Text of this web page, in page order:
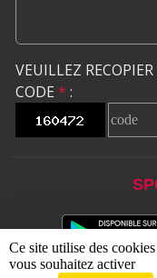
VEUILLEZ RECOPIER
CODE * :
Ce site utilise des
vous souhaitez activer